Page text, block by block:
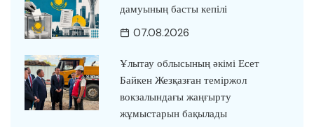
дамуының басты кепілі
07.08.2026
Ұлытау облысының әкімі Есет
Байкен Жезқазған теміржол
вокзалындағы жаңғырту
жұмыстарын бақылады